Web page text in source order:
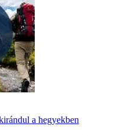
a hegyekben